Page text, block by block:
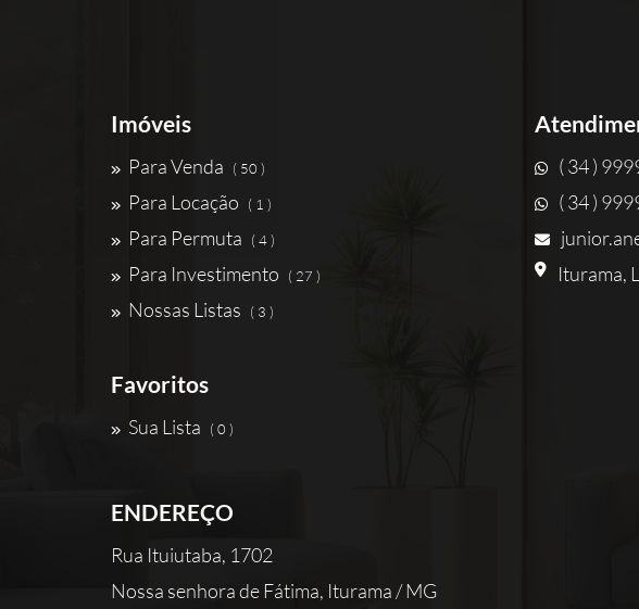
Imóveis
Para Venda ( 50 )
Para Locação ( 1 )
Para Permuta ( 4 )
Para Investimento ( 27 )
Nossas Listas ( 3 )
Favoritos
Sua Lista ( 0 )
( 34 )
( 34 )
Iturama,
ENDEREÇO
Rua Ituiutaba, 1702
Nossa senhora de Fátima, Iturama / MG